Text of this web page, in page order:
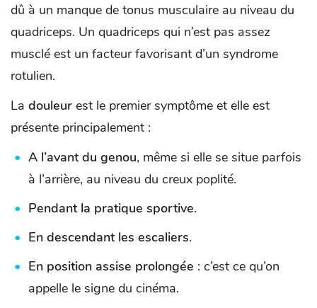
dû à un manque de tonus musculaire au niveau du
quadriceps. Un quadriceps qui n’est pas assez
musclé est un facteur favorisant d’un syndrome
rotulien.
La douleur est le premier symptôme et elle est
présente principalement :
A l’avant du genou, même si elle se situe parfois
à l’arrière, au niveau du creux poplité.
Pendant la pratique sportive.
En descendant les escaliers.
En position assise prolongée : c’est ce qu’on
appelle le signe du cinéma.